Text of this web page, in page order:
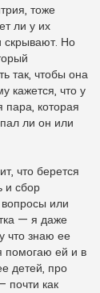
тоже
ли у их
скрывают. Но
так, чтобы она
кажется, что у
которая
ли он или
что берется
и сбор
или
— я даже
что знаю ее
помогаю ей и в
детей, про
почти как